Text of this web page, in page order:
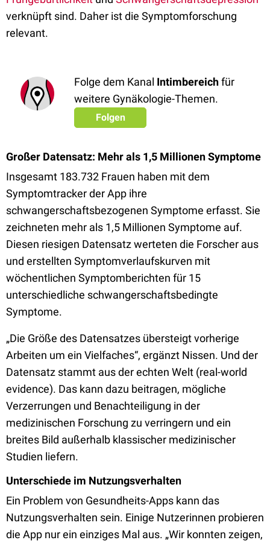
verknüpft sind. Daher ist die Symptomforschung
relevant.
Folge dem Kanal Intimbereichfür
weitere Gynäkologie-Themen.
Folgen
Großer Datensatz: Mehr als 1,5 Millionen Symptome
Insgesamt 183.732 Frauen haben mit dem
Symptomtracker der App ihre
schwangerschaftsbezogenen Symptome erfasst. Sie
zeichneten mehr als 1,5 Millionen Symptome auf.
Diesen riesigen Datensatz werteten die Forscher aus
und erstellten Symptomverlaufskurven mit
wöchentlichen Symptomberichten für 15
unterschiedliche schwangerschaftsbedingte
Symptome.
„Die Größe des Datensatzes übersteigt vorherige
Arbeiten um ein Vielfaches“, ergänzt Nissen. Und der
Datensatz stammt aus der echten Welt (real-world
evidence). Das kann dazu beitragen, mögliche
Verzerrungen und Benachteiligung in der
medizinischen Forschung zu verringern und ein
breites Bild außerhalb klassischer medizinischer
Studien liefern.
Unterschiede im Nutzungsverhalten
Ein Problem von Gesundheits-Apps kann das
Nutzungsverhalten sein. Einige Nutzerinnen probieren
die App nur ein einziges Mal aus. „Wir konnten zeigen,